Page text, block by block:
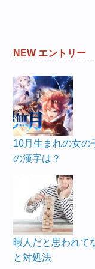
NEW エントリー
10月生まれの女の
の漢字は？
暇人だと思われて
と対処法